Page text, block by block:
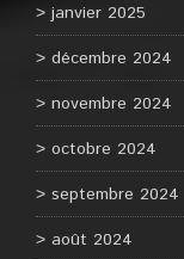
janvier 2025
décembre 2024
novembre 2024
octobre 2024
septembre 2024
août 2024